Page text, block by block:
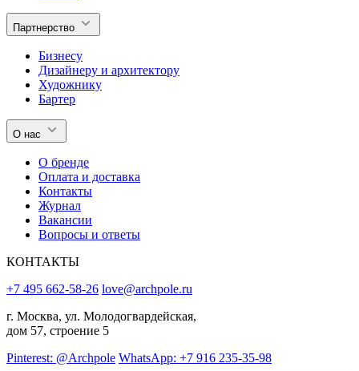
Партнерство
Бизнесу
Дизайнеру и архитектору
Художнику
Бартер
О нас
О бренде
Оплата и доставка
Контакты
Журнал
Вакансии
Вопросы и ответы
КОНТАКТЫ
+7 495 662-58-26 love@archpole.ru
г. Москва, ул. Молодогвардейская,
дом 57, строение 5
Pinterest: @Archpole WhatsApp: +7 916 235-35-98